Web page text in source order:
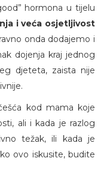
hormona u tijelu
i veća osjetljivost
onda dodajemo i
dojenja kraj jednog
djeteta, zaista nije
kod mama koje
ali i kada je razlog
težak, ili kada je
ovo iskusite, budite